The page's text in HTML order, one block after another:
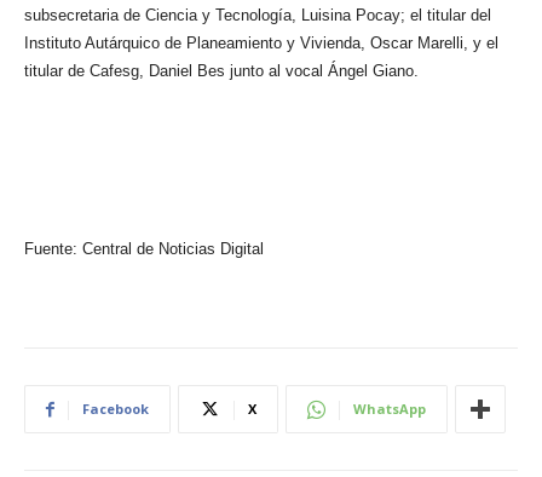
subsecretaria de Ciencia y Tecnología, Luisina Pocay; el titular del
Instituto Autárquico de Planeamiento y Vivienda, Oscar Marelli, y el
titular de Cafesg, Daniel Bes junto al vocal Ángel Giano.
Fuente: Central de Noticias Digital
Facebook X WhatsApp